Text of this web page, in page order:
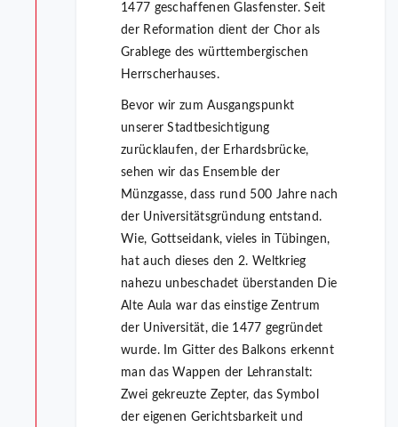
1477 geschaffenen Glasfenster. Seit
der Reformation dient der Chor als
Grablege des württembergischen
Herrscherhauses.
Bevor wir zum Ausgangspunkt
unserer Stadtbesichtigung
zurücklaufen, der Erhardsbrücke,
sehen wir das Ensemble der
Münzgasse, dass rund 500 Jahre nach
der Universitätsgründung entstand.
Wie, Gottseidank, vieles in Tübingen,
hat auch dieses den 2. Weltkrieg
nahezu unbeschadet überstanden Die
Alte Aula war das einstige Zentrum
der Universität, die 1477 gegründet
wurde. Im Gitter des Balkons erkennt
man das Wappen der Lehranstalt:
Zwei gekreuzte Zepter, das Symbol
der eigenen Gerichtsbarkeit und